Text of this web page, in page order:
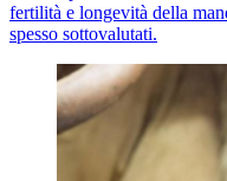
fertilità e longevità della
spesso sottovalutati.